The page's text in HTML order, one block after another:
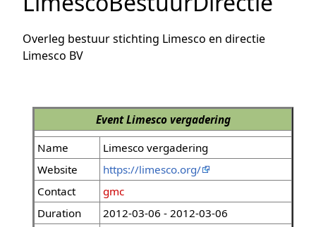
Overleg bestuur stichting Limesco en directie
Limesco BV
EventLimesco vergadering
Name
Limesco vergadering
Website
https://limesco.org/
Contact
gmc
Duration
2012-03-06 - 2012-03-06